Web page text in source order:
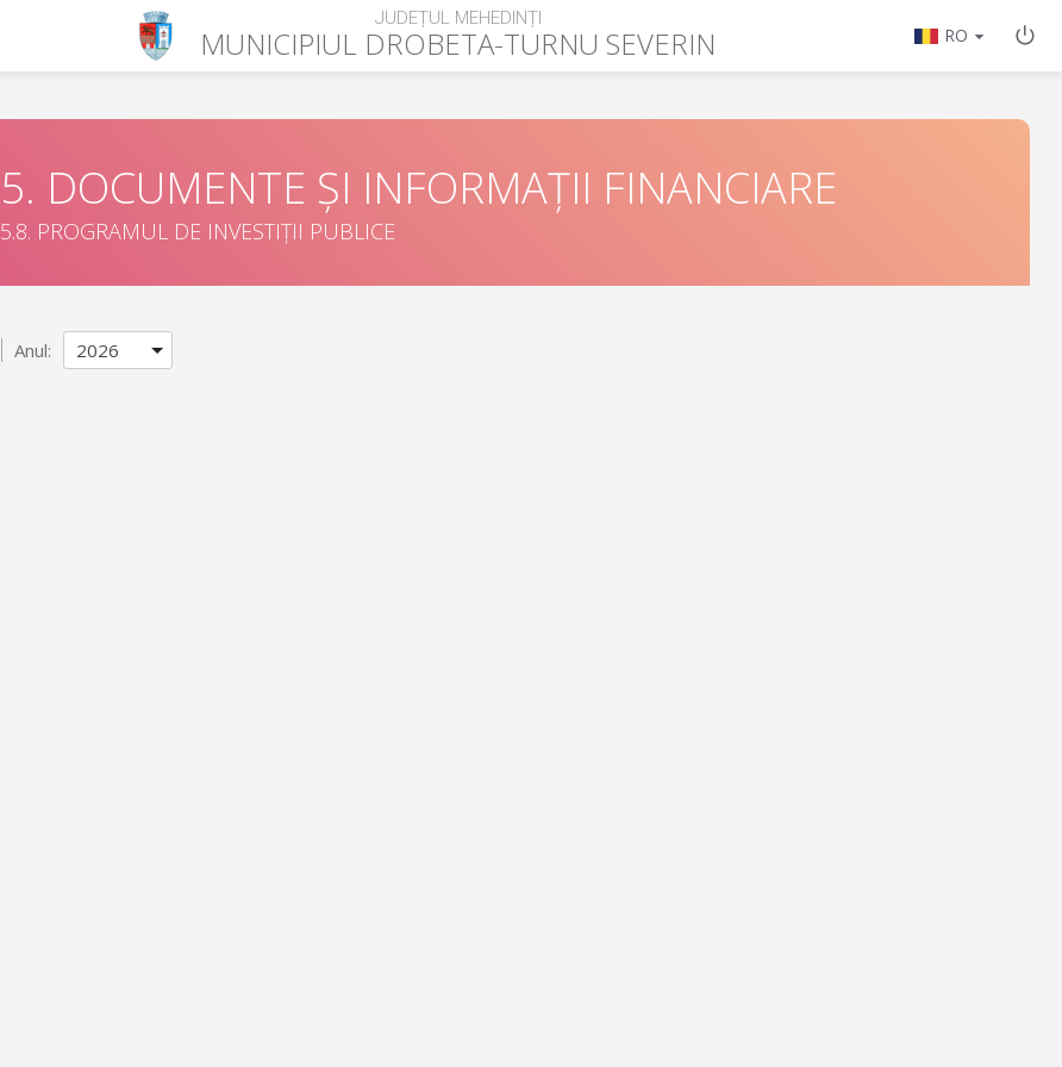
JUDEȚUL MEHEDINȚI
MUNICIPIUL DROBETA-TURNU SEVERIN RO
5. DOCUMENTE ȘI INFORMAȚII FINANCIARE
5.8. PROGRAMUL DE INVESTIȚII PUBLICE
Anul: